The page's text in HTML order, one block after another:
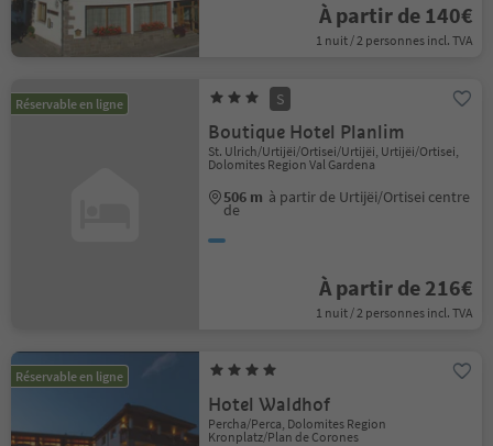
À partir de 140€
1 nuit / 2 personnes incl. TVA
Réservable en ligne S
Boutique Hotel Planlim
St. Ulrich/Urtijëi/Ortisei/Urtijëi, Urtijëi/Ortisei,
Dolomites Region Val Gardena
506 m à partir de Urtijëi/Ortisei centre
de
À partir de 216€
1 nuit / 2 personnes incl. TVA
Réservable en ligne
Hotel Waldhof
Percha/Perca, Dolomites Region
Kronplatz/Plan de Corones